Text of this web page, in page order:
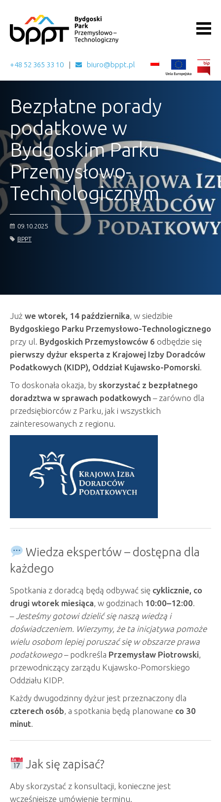
+48 52 365 33 10 biuro@bppt.pl
Bezpłatne porady
podatkowe w
Bydgoskim Parku
Przemysłowo-
Technologicznym
09.10.2025
BPPT
Już we wtorek, 14 października, w siedzibie
Bydgoskiego Parku Przemysłowo-Technologicznego
przy ul. Bydgoskich Przemysłowców 6 odbędzie się
pierwszy dyżur eksperta z Krajowej Izby Doradców
Podatkowych (KIDP), Oddział Kujawsko-Pomorski.
To doskonała okazja, by skorzystać z bezpłatnego
doradztwa w sprawach podatkowych – zarówno dla
przedsiębiorców z Parku, jak i wszystkich
zainteresowanych z regionu.
Wiedza ekspertów – dostępna dla
każdego
Spotkania z doradcą będą odbywać się cyklicznie, co
drugi wtorek miesiąca, w godzinach 10:00–12:00.
– Jesteśmy gotowi dzielić się naszą wiedzą i
doświadczeniem. Wierzymy, że ta inicjatywa pomoże
wielu osobom lepiej poruszać się w obszarze prawa
podatkowego– podkreśla Przemysław Piotrowski,
przewodniczący zarządu Kujawsko-Pomorskiego
Oddziału KIDP.
Każdy dwugodzinny dyżur jest przeznaczony dla
czterech osób, a spotkania będą planowane co 30
minut.
Jak się zapisać?
Aby skorzystać z konsultacji, konieczne jest
wcześniejsze umówienie terminu.